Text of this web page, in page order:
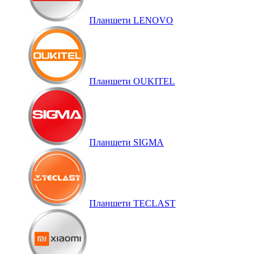
Планшети LENOVO
Планшети OUKITEL
Планшети SIGMA
Планшети TECLAST